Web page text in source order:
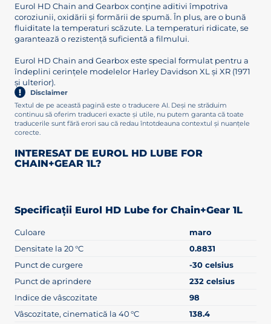
Eurol HD Chain and Gearbox conține aditivi împotriva
coroziunii, oxidării și formării de spumă. În plus, are o bună
fluiditate la temperaturi scăzute. La temperaturi ridicate, se
garantează o rezistență suficientă a filmului.
Eurol HD Chain and Gearbox este special formulat pentru a
îndeplini cerințele modelelor Harley Davidson XL și XR (1971
și ulterior).
Disclaimer
Textul de pe această pagină este o traducere AI. Deși ne străduim
continuu să oferim traduceri exacte și utile, nu putem garanta că toate
traducerile sunt fără erori sau că redau întotdeauna contextul și nuanțele
corecte.
INTERESAT DE EUROL HD LUBE FOR
CHAIN+GEAR 1L?
Specificații Eurol HD Lube for Chain+Gear 1L
Culoare
maro
Densitate la 20 °C
0.8831
Punct de curgere
-30 celsius
Punct de aprindere
232 celsius
Indice de vâscozitate
98
Vâscozitate, cinematică la 40 °C
138.4